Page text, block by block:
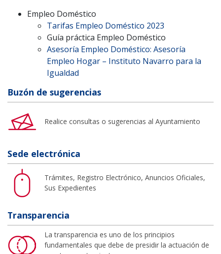
Empleo Doméstico
Tarifas Empleo Doméstico 2023
Guía práctica Empleo Doméstico
Asesoría Empleo Doméstico: Asesoría
Empleo Hogar – Instituto Navarro para la
Igualdad
Buzón de sugerencias
Realice consultas o sugerencias al Ayuntamiento
Sede electrónica
Trámites, Registro Electrónico, Anuncios Oficiales,
Sus Expedientes
Transparencia
La transparencia es uno de los principios
fundamentales que debe de presidir la actuación de